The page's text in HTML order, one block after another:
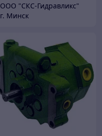
ООО "СКС-Гидравликс"
г. Минск